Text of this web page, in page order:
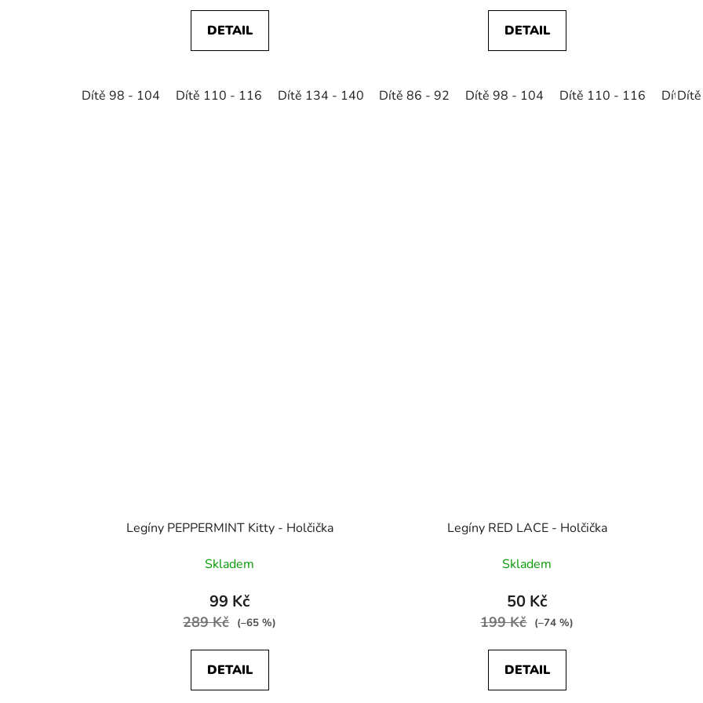
DETAIL
Dítě 98 - 104 Dítě 110 - 116 Dítě 134 - 140 Dítě 146 - 152
DETAIL
Dítě 86 - 92 Dítě 98 - 104 Dítě 110 - 116 Dítě
Legíny PEPPERMINT Kitty - Holčička
Skladem
99 Kč
289 Kč (–65 %)
DETAIL
Legíny RED LACE - Holčička
Skladem
50 Kč
199 Kč (–74 %)
DETAIL